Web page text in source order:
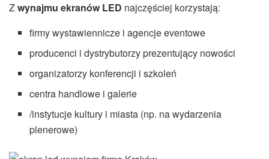
Zwynajmu ekranów LED najczęściej korzystają:
firmy wystawiennicze i agencje eventowe
producenci i dystrybutorzy prezentujący nowości
organizatorzy konferencji i szkoleń
centra handlowe i galerie
/instytucje kultury i miasta (np. na wydarzenia
plenerowe)